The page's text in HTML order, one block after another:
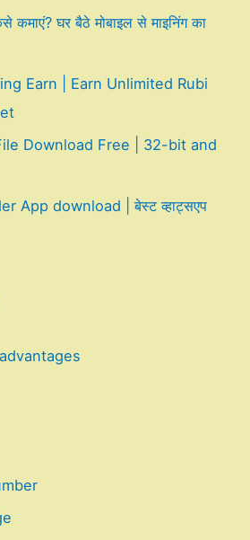
घर बैठे मोबाइल से माइनिंग का
Earn | Earn Unlimited Rubi
Download Free | 32-bit and
App download | बेस्ट व्हाट्सएप